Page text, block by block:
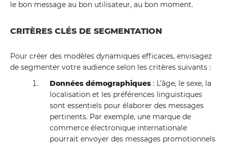
le bon message au bon utilisateur, au bon moment.
CRITÈRES CLÉS DE SEGMENTATION
Pour créer des modèles dynamiques efficaces, envisagez
de segmenter votre audience selon les critères suivants :
Données démographiques : L’âge, le sexe, la
localisation et les préférences linguistiques
sont essentiels pour élaborer des messages
pertinents. Par exemple, une marque de
commerce électronique internationale
pourrait envoyer des messages promotionnels